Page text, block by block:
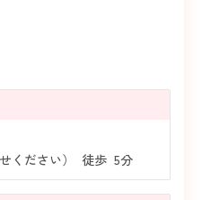
ください） 徒歩 5分